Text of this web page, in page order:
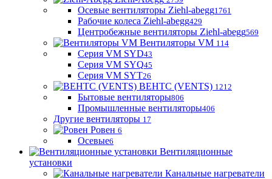
Осевые вентиляторы Ziehl-abegg1761
Рабочие колеса Ziehl-abegg429
Центробежные вентиляторы Ziehl-abegg569
Вентиляторы VM 114
Серия VM SYD43
Серия VM SYQ45
Серия VM SYT26
ВЕНТС (VENTS) 1212
Бытовые вентиляторы806
Промышленные вентиляторы406
Другие вентиляторы 17
Ровен 6
Осевые6
Вентиляционные
установки
Канальные нагреватели